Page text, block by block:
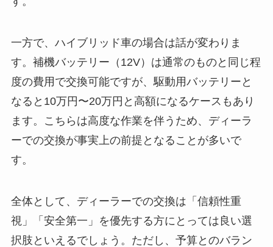
一方で、ハイブリッド車の場合は話が変わりま
す。補機バッテリー（12V）は通常のものと同じ程
度の費用で交換可能ですが、駆動用バッテリーと
なると10万円〜20万円と高額になるケースもあり
ます。こちらは高度な作業を伴うため、ディーラ
ーでの交換が事実上の前提となることが多いで
す。
全体として、ディーラーでの交換は「信頼性重
視」「安全第一」を優先する方にとっては良い選
択肢といえるでしょう。ただし、予算とのバラン